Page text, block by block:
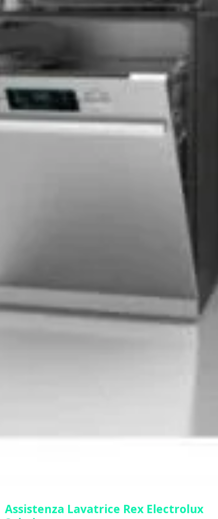
Assistenza Lavatrice Rex Electrolux